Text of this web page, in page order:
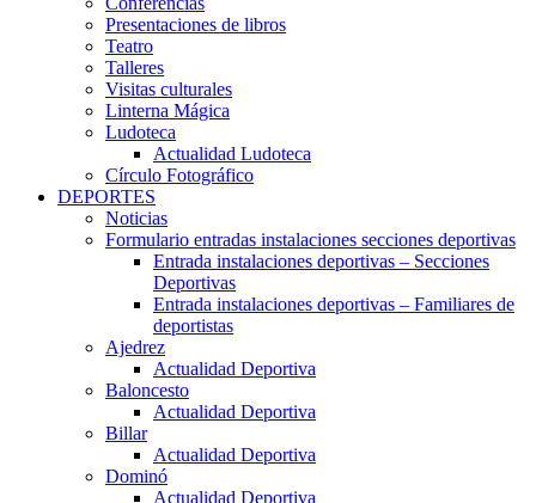
Presentaciones de libros
Teatro
Talleres
Visitas culturales
Linterna Mágica
Ludoteca
Actualidad Ludoteca
Círculo Fotográfico
DEPORTES
Noticias
Formulario entradas instalaciones secciones deportivas
Entrada instalaciones deportivas – Secciones
Deportivas
Entrada instalaciones deportivas – Familiares de
deportistas
Ajedrez
Actualidad Deportiva
Baloncesto
Actualidad Deportiva
Billar
Actualidad Deportiva
Dominó
Actualidad Deportiva